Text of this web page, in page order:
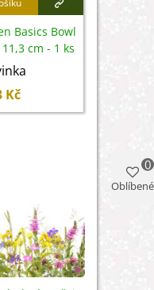
Basics Bowl
cm - 1 ks
Kč
Oblíbené
0